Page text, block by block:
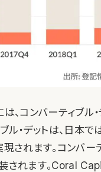
、コンバーティブル
ブル・デットは、日
されます。コンバー
されます。Coral